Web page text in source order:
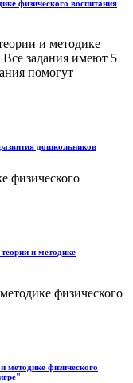
физического воспитания
и методике
задания имеют 5
помогут
дошкольников
физического
и методике
физического
методике физического